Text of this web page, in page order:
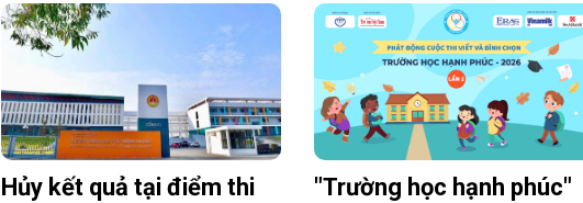
Hủy kết quả tại điểm thi
"Trường học hạnh phúc"